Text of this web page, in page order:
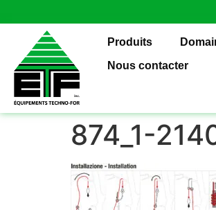
Produits
Nous contacter
874_1-